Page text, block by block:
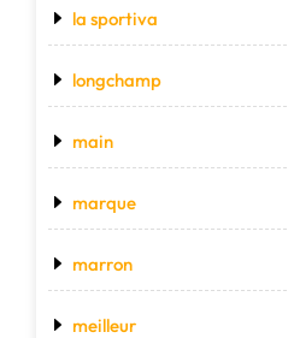
la sportiva
longchamp
main
marque
marron
meilleur